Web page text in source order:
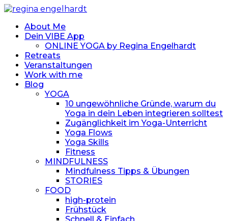
About Me
Dein VIBE App
ONLINE YOGA by Regina Engelhardt
Retreats
Veranstaltungen
Work with me
Blog
YOGA
10 ungewöhnliche Gründe, warum du
Yoga in dein Leben integrieren solltest
Zugänglichkeit im Yoga-Unterricht
Yoga Flows
Yoga Skills
Fitness
MINDFULNESS
Mindfulness Tipps & Übungen
STORIES
FOOD
high-protein
Frühstück